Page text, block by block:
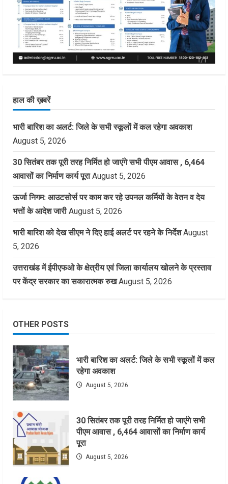
हाल की ख़बरें
भारी बारिश का अलर्ट: जिले के सभी स्कूलों में कल रहेगा अवकाश
August 5, 2026
30 सितंबर तक पूरी तरह निर्मित हो जाएंगे सभी पीएम आवास , 6,464
आवासों का निर्माण कार्य पूरा August 5, 2026
ऊर्जा निगम: आउटसोर्स पर काम कर रहे उपनल कर्मियों के वेतन व देय
भत्तों के आदेश जारी August 5, 2026
भारी बारिश को देख सीएम ने दिए हाई अलर्ट पर रहने के निर्देश August
5, 2026
उत्तराखंड में ईपीएफओ के क्षेत्रीय एवं जिला कार्यालय खोलने के प्रस्ताव
पर केंद्र सरकार का सकारात्मक रुख August 5, 2026
OTHER POSTS
भारी बारिश का अलर्ट: जिले के सभी स्कूलों में कल
रहेगा अवकाश
August 5, 2026
30 सितंबर तक पूरी तरह निर्मित हो जाएंगे सभी
पीएम आवास , 6,464 आवासों का निर्माण कार्य
पूरा
August 5, 2026